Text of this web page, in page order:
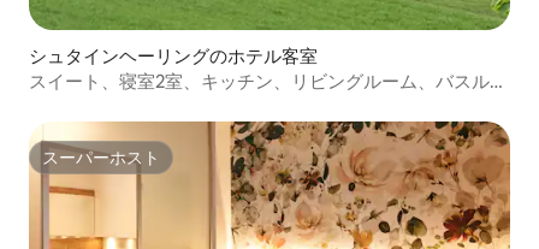
シュタインヘーリングのホテル客室
スイート、寝室2室、キッチン、リビングルーム、バスルー
スーパーホスト
スーパーホスト